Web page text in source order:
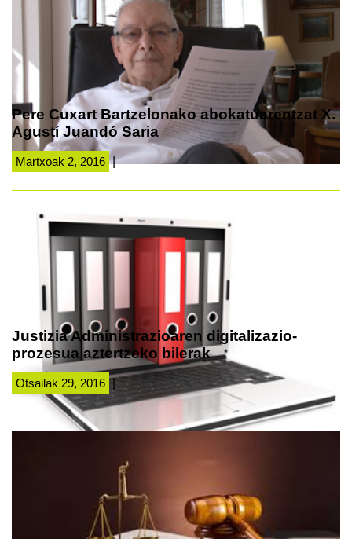
Pere Cuxart Bartzelonako abokatuarentzat X.
Agustí Juandó Saria
Martxoak 2, 2016 |
Justizia Administrazioaren digitalizazio-
prozesua aztertzeko bilerak
Otsailak 29, 2016 |